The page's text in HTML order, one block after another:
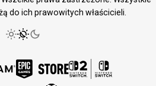
do ich prawowitych właścicieli.